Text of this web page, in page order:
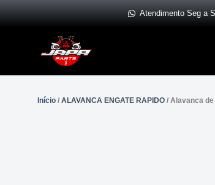
Ir
Atendimento Seg a
Início/ ALAVANCA ENGATE RAPIDO/ Alavanca de